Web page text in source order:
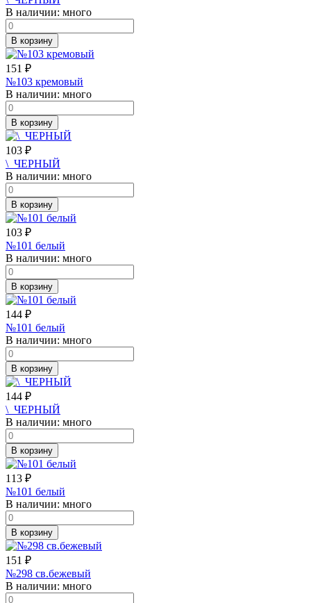
В наличии: много
В корзину
151 ₽
№103 кремовый
В наличии: много
В корзину
103 ₽
\_ЧЕРНЫЙ
В наличии: много
В корзину
103 ₽
№101 белый
В наличии: много
В корзину
144 ₽
№101 белый
В наличии: много
В корзину
144 ₽
\_ЧЕРНЫЙ
В наличии: много
В корзину
113 ₽
№101 белый
В наличии: много
В корзину
151 ₽
№298 св.бежевый
В наличии: много